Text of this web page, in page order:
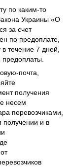
по каким-то
Украины «О
за счет
по предоплате,
течение 7 дней,
почта,
получения
несем
перевозчиками,
получении и в